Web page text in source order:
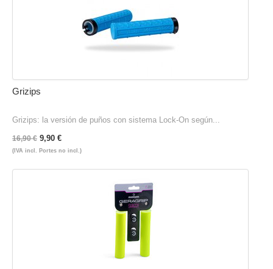
Grizips
Grizips: la versión de puños con sistema Lock-On según...
16,90 € 9,90 €
(IVA incl. Portes no incl.)